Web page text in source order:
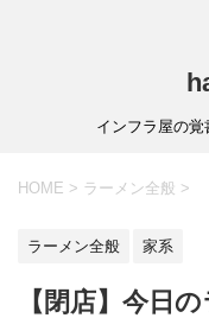
インフラ屋の覚
HOME > ラーメン全般 >
ラーメン全般 家系
【閉店】今日